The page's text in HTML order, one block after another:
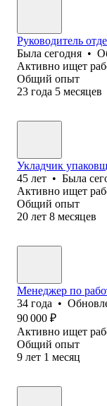
Руководитель
Была сегодня •
Активно ищет
Общий опыт
23 года 5 месяцев
Укладчик
45 лет • Была
Активно ищет
Общий опыт
20 лет 8 месяцев
Менеджер по
34 года •
90 000 ₽
Активно ищет
Общий опыт
9 лет 1 месяц